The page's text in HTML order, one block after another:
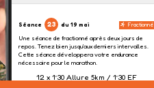
Séance 23 du 19 mai Fractionné
Une séance de fractionné après deux jours de
repos. Tenez bien jusqu'aux derniers intervalles.
Cette séance développera votre endurance
nécessaire pour le marathon.
12 x 1’30 Allure 5km / 1’30 EF